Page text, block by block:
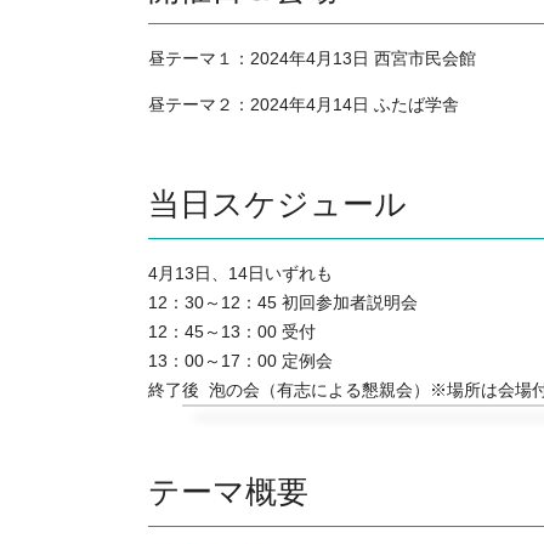
昼テーマ１：2024年4月13日 西宮市民会館
昼テーマ２：2024年4月14日 ふたば学舎
当日スケジュール
4月13日、14日いずれも
12：30～12：45 初回参加者説明会
12：45～13：00 受付
13：00～17：00 定例会
終了後  泡の会（有志による懇親会）※場所は会場
テーマ概要